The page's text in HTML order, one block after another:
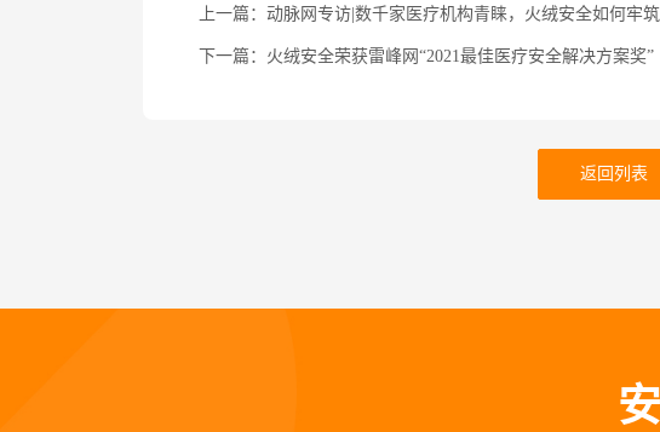
上一篇：动脉网专访|数千家医疗机构青睐，火绒安全如何牢
下一篇：火绒安全荣获雷峰网“2021最佳医疗安全解决方案奖”
返回列表